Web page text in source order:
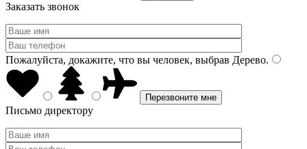
Заказать звонок
Пожалуйста, докажите, что вы человек, выбрав Дерево.
Письмо директору